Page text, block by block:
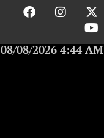
08/08/2026 4:44 AM